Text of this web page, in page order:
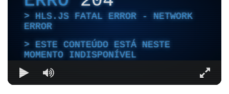
HLS.JS FATAL ERROR - NETWORK
ERROR
ESTE CONTEÚDO ESTÁ NESTE
MOMENTO INDISPONÍVEL